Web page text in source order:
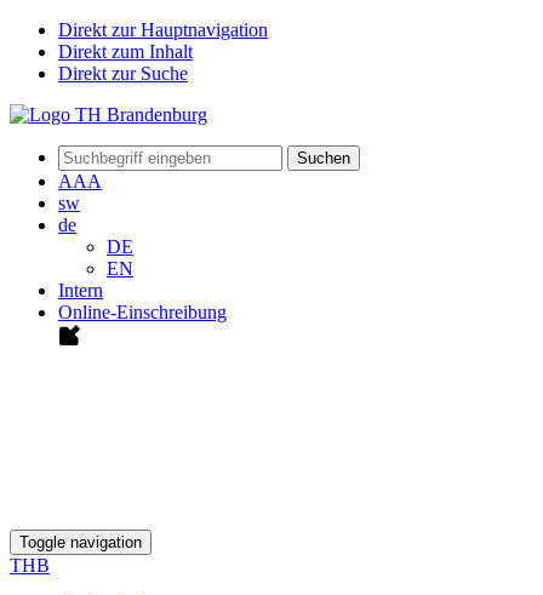
Direkt zur Hauptnavigation
Direkt zum Inhalt
Direkt zur Suche
Suchen
AAA
sw
de
DE
EN
Intern
Online-Einschreibung
Toggle navigation
THB